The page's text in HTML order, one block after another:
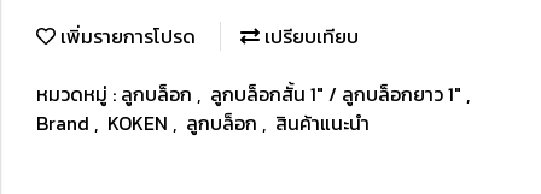
เพิ่มรายการโปรด
เปรียบเทียบ
หมวดหมู่ : ลูกบล็อก , ลูกบล็อกสั้น 1" / ลูกบล็อกยาว 1" ,
Brand , KOKEN , ลูกบล็อก , สินค้าแนะนำ